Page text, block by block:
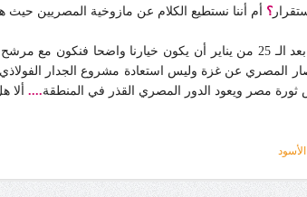
؟ أم أننا نستطيع الكلام عن مازوخية المصريين حيث
يبدو أننا في عيون العالم أكبر مما نحن عليه حقيقة كشعب، إذ كان يجب بعد
المصري عن غزة وليس استعادة مشروع الجدار
مصر ويعود الدور المصري القذر في المنطقة.... ألا